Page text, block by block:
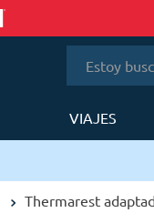
VIAJES
Thermarest .